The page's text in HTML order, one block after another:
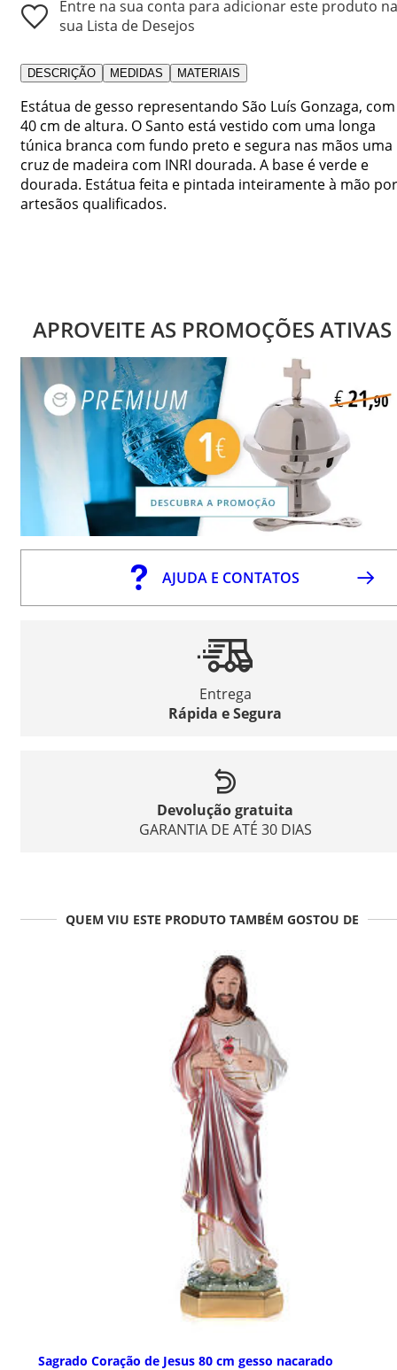
Entre na sua conta para adicionar este produto na
sua Lista de Desejos
DESCRIÇÃO MEDIDAS MATERIAIS
Estátua de gesso representando São Luís Gonzaga, com
40 cm de altura. O Santo está vestido com uma longa
túnica branca com fundo preto e segura nas mãos uma
cruz de madeira com INRI dourada. A base é verde e
dourada. Estátua feita e pintada inteiramente à mão por
artesãos qualificados.
APROVEITE AS PROMOÇÕES ATIVAS
AJUDA E CONTATOS
Entrega
Rápida e Segura
Devolução gratuita
GARANTIA DE ATÉ 30 DIAS
QUEM VIU ESTE PRODUTO TAMBÉM GOSTOU DE
Sagrado Coração de Jesus 80 cm gesso nacarado